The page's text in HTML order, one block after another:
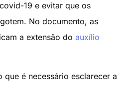
19 e evitar que os
No documento, as
a extensão do auxílio
que é necessário esclarecer a